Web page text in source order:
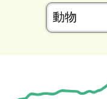
カ
テ
リ